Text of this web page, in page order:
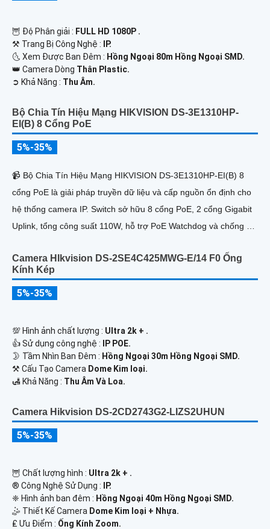
🦉 Độ Phân giải : FULL HD 1080P .
⚒ Trang Bị Công Nghệ :
IP.
🌜 Xem Được Ban Đêm : Hồng Ngoại 80m Hồng Ngoại SMD.
👑 Camera Dòng Thân Plastic.
️➲ Khả Năng : Thu Âm.
Bộ Chia Tín Hiệu Mạng HIKVISION DS-3E1310HP-
EI(B) 8 Cổng PoE
5%-35%
📹 Bộ Chia Tín Hiệu Mạng HIKVISION DS-3E1310HP-EI(B) 8
cổng PoE là giải pháp truyền dữ liệu và cấp nguồn ổn định cho
hệ thống camera IP. Switch sở hữu 8 cổng PoE, 2 cổng Gigabit
Uplink, tổng công suất 110W, hỗ trợ PoE Watchdog và chống sét
Camera HIkvision DS-2SE4C425MWG-E/14 F0 Ống
Kính Kép
5%-35%
💯 Hình ảnh chất lượng : Ultra 2k + .
👍 Sử dụng công nghệ :
IP POE.
🌛 Tầm Nhìn Ban Đêm : Hồng Ngoại 30m Hồng Ngoại SMD.
⚒ Cấu Tạo Camera Dome Kim loại.
️🛃 Khả Năng : Thu Âm Và Loa.
Camera Hikvision DS-2CD2743G2-LIZS2UHUN
5%-35%
🦉 Chất lượng hình : Ultra 2k + .
®️ Công Nghệ Sử Dụng :
IP.
❈ Hình ảnh ban đêm : Hồng Ngoại 40m Hồng Ngoại SMD.
🤹 Thiết Kế Camera Dome Kim loại + Nhựa.
️₤ Ưu Điểm : Ống Kính Zoom.